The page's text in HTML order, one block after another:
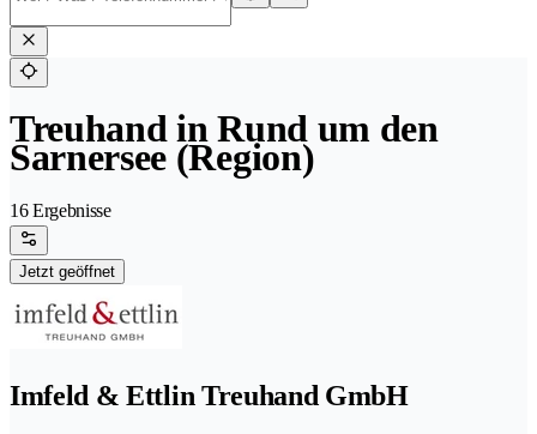
Treuhand in Rund um den
Sarnersee (Region)
16 Ergebnisse
Jetzt geöffnet
Imfeld & Ettlin Treuhand GmbH